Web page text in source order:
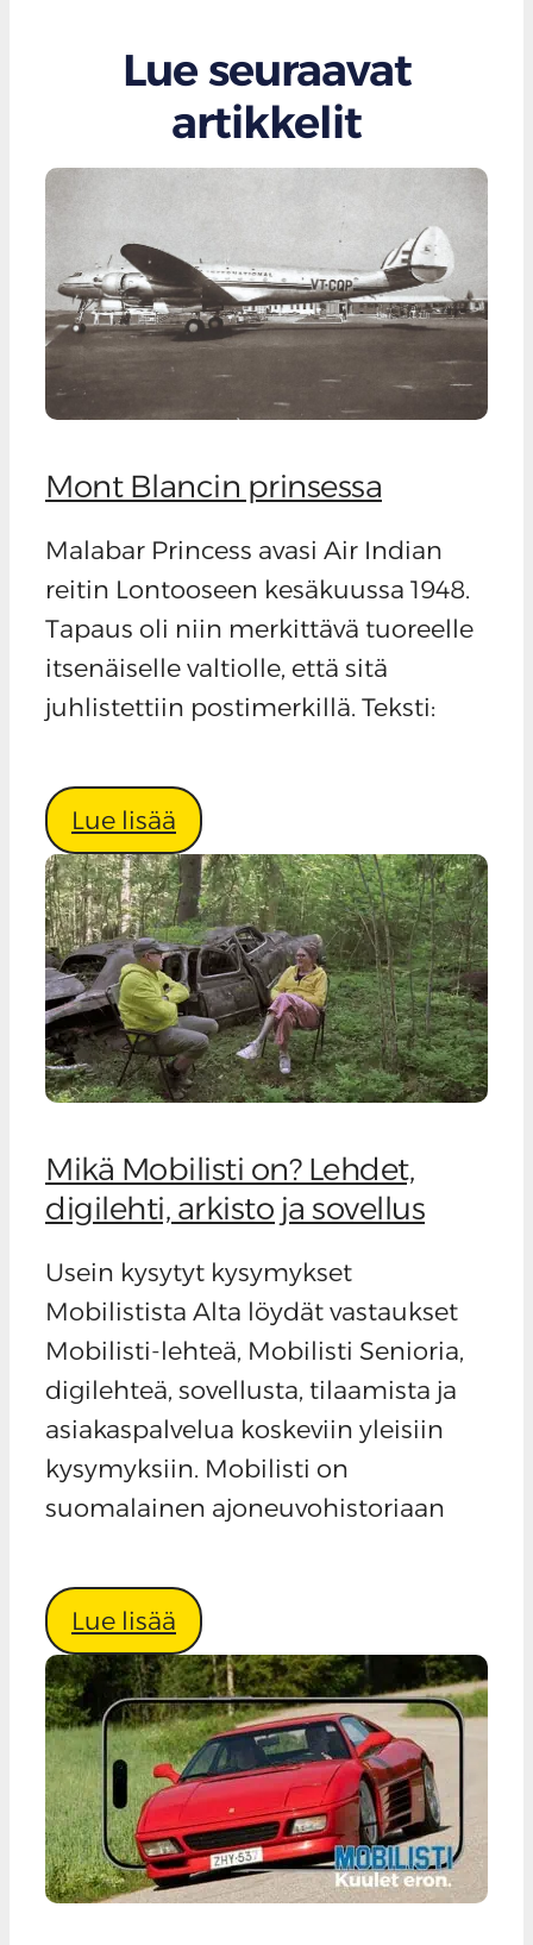
Lue seuraavat
artikkelit
Mont Blancin prinsessa
Malabar Princess avasi Air Indian
reitin Lontooseen kesäkuussa 1948.
Tapaus oli niin merkittävä tuoreelle
itsenäiselle valtiolle, että sitä
juhlistettiin postimerkillä. Teksti:
Lue lisää
Mikä Mobilisti on? Lehdet,
digilehti, arkisto ja sovellus
Usein kysytyt kysymykset
Mobilistista Alta löydät vastaukset
Mobilisti-lehteä, Mobilisti Senioria,
digilehteä, sovellusta, tilaamista ja
asiakaspalvelua koskeviin yleisiin
kysymyksiin. Mobilisti on
suomalainen ajoneuvohistoriaan
Lue lisää